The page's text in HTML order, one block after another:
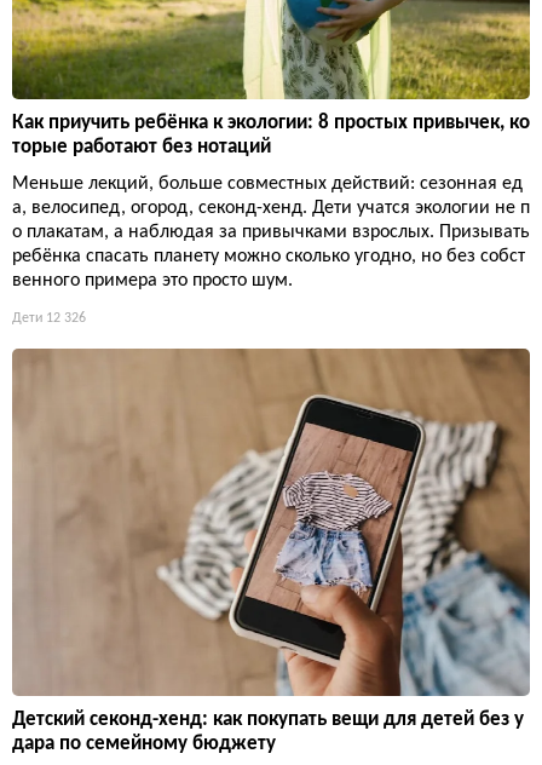
Как приучить ребёнка к экологии: 8 простых привычек, ко
торые работают без нотаций
Меньше лекций, больше совместных действий: сезонная ед
а, велосипед, огород, секонд-хенд. Дети учатся экологии не п
о плакатам, а наблюдая за привычками взрослых. Призывать
ребёнка спасать планету можно сколько угодно, но без собст
венного примера это просто шум.
Дети 12 326
Детский секонд-хенд: как покупать вещи для детей без у
дара по семейному бюджету